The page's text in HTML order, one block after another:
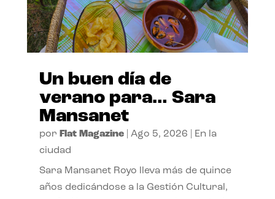
Un buen día de
verano para… Sara
Mansanet
por Flat Magazine| Ago 5, 2026
En la
ciudad
Sara Mansanet Royo lleva más de quince
años dedicándose a la Gestión Cultural,